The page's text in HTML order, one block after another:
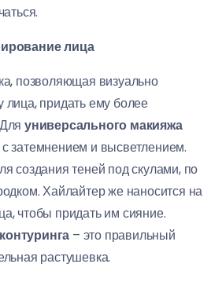
лица
позволяющая визуально
лица, придать ему более
Дляуниверсального макияжа
затемнением и высветлением.
создания теней под скулами, по
Хайлайтер же наносится на
чтобы придать им сияние.
– это правильный
растушевка.